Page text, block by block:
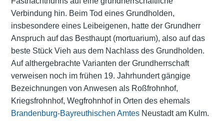
Verbindung hin. Beim Tod eines Grundholden,
insbesondere eines Leibeigenen, hatte der Grundherr
Anspruch auf das Besthaupt (mortuarium), also auf das
beste Stück Vieh aus dem Nachlass des Grundholden.
Auf althergebrachte Varianten der Grundherrschaft
verweisen noch im frühen 19. Jahrhundert gängige
Bezeichnungen von Anwesen als Roßfrohnhof,
Kriegsfrohnhof, Wegfrohnhof in Orten des ehemals
Brandenburg-Bayreuthischen AmtesNeustadt am Kulm.